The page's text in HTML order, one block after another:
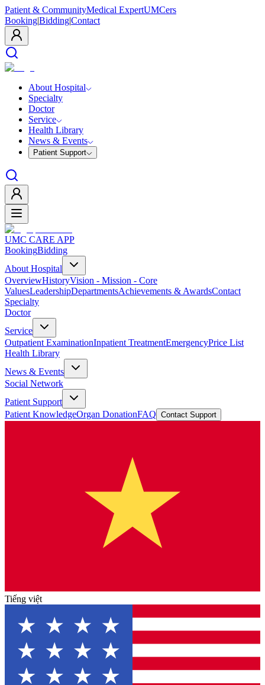
Patient & CommunityMedical ExpertUMCers
Booking|Bidding|Contact
About Hospital
Specialty
Doctor
Service
Health Library
News & Events
Patient Support
UMC CARE APP
BookingBidding
About Hospital
OverviewHistoryVision - Mission - Core
ValuesLeadershipDepartmentsAchievements & AwardsContact
Specialty
Doctor
Service
Outpatient ExaminationInpatient TreatmentEmergencyPrice List
Health Library
News & Events
Social Network
Patient Support
Patient KnowledgeOrgan DonationFAQ Contact Support
Tiếng việt